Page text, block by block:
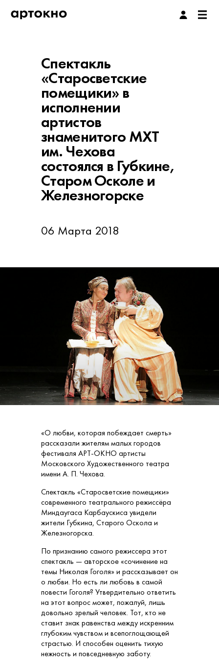
Спектакль
«Старосветские
помещики» в
исполнении
артистов
знаменитого МХТ
им. Чехова
состоялся в Губкине,
Старом Осколе и
Железногорске
06 Марта 2018
«О любви, которая побеждает смерть»
рассказали жителям малых городов
фестиваля АРТ-ОКНО артисты
Московского Художественного театра
имени А. П. Чехова.
Спектакль «Старосветские помещики»
современного театрального режиссёра
Миндаугаса Карбаускиса увидели
жители Губкина, Старого Оскола и
Железногорска.
По признанию самого режиссера этот
спектакль — авторское «сочинение на
темы Николая Гоголя» и рассказывает он
о любви. Но есть ли любовь в самой
повести Гоголя? Утвердительно ответить
на этот вопрос может, пожалуй, лишь
довольно зрелый человек. Тот, кто не
ставит знак равенства между искренним
глубоким чувством и всепоглощающей
страстью. И способен оценить тихую
нежность и повседневную заботу.